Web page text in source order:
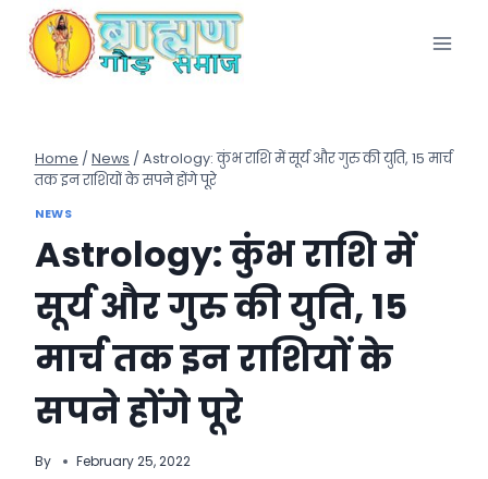
content
Home / News / Astrology: कुंभ राशि में सूर्य और गुरु की युति, 15 मार्च
तक इन राशियों के सपने होंगे पूरे
NEWS
Astrology: कुंभ राशि में
सूर्य और गुरु की युति, 15
मार्च तक इन राशियों के
सपने होंगे पूरे
By February 25, 2022